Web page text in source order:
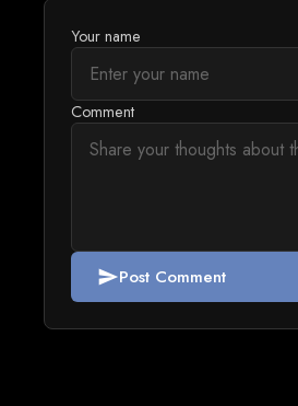
Your name
Comment
sendPost Comment